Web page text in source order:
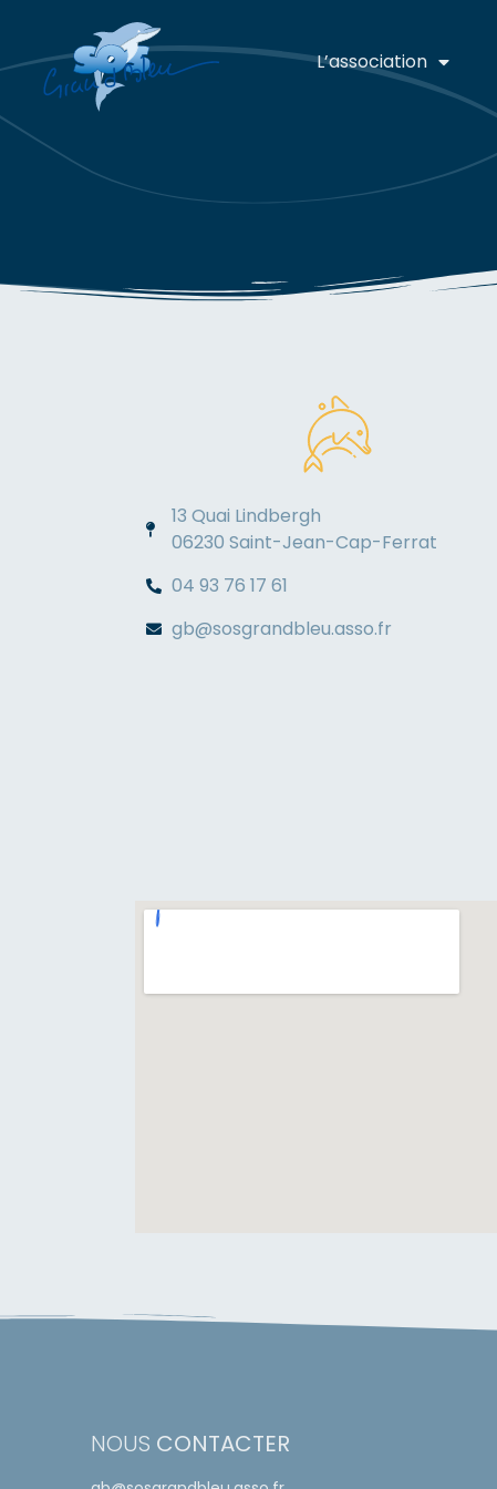
L’association
13 Quai Lindbergh
06230 Saint-Jean-Cap-Ferrat
04 93 76 17 61
gb@sosgrandbleu.asso.fr
NOUS CONTACTER